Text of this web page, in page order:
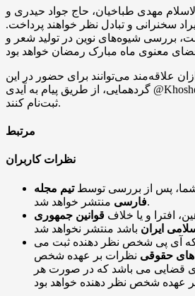
مهدی طباخیان، حاج جواد حیدری و
سخنرانی و تبادل نظر خواهند پرداخت.
بررسی شیوه‌های نوین در تولید شعر و
علاقه‌مند می‌توانند برای حضور در این
گردهمایی، از طریق پیام به آیدی
ثبت‌نام کنند.
مرتبط
نظرات کاربران
شما، پس از بررسی توسطتیم مجله
فارسیمنتشر خواهد شد.
افترا و یا خلاف قوانین جمهوری
ایران
که آی پی شخص نظر دهنده ثبت می
حقوقی نظرات بر عهده شخص
قضایی می باشد که در صورت هر